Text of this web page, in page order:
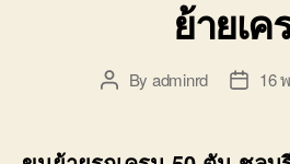
ย้ายเค
PostBy adminrd
Post16